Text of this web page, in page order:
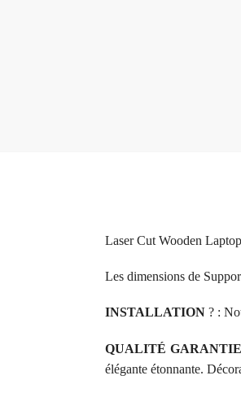
Laser Cut Wooden
Les dimensions de
INSTALLATION?️ :
QUALITÉ GARANTIE
élégante étonnante.